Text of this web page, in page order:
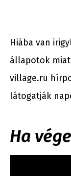
Hiába van
állapotok
village.ru
látogatják
Ha